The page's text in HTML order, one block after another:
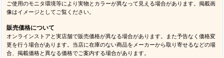
ご使用のモニタ環境等により実物とカラーが異なって見える場合があります。掲載画
像はイメージとしてご覧ください。
販売価格について
オンラインストアと実店舗で販売価格が異なる場合があります。また予告なく価格変
更を行う場合があります。当店に在庫のない商品をメーカーから取り寄せるなどの場
合、掲載価格と異なる価格でご案内する場合があります。